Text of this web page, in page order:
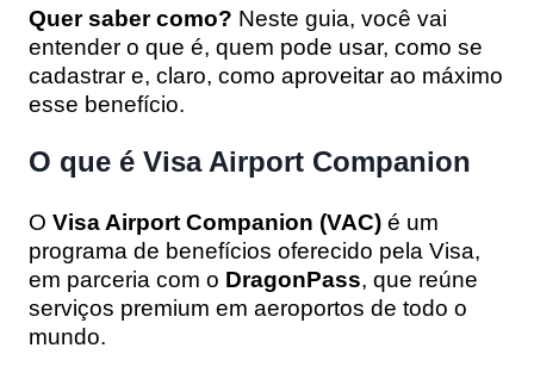
Quer saber como? Neste guia, você vai
entender o que é, quem pode usar, como se
cadastrar e, claro, como aproveitar ao máximo
esse benefício.
O que é Visa Airport Companion
O Visa Airport Companion (VAC) é um
programa de benefícios oferecido pela Visa,
em parceria com o DragonPass, que reúne
serviços premium em aeroportos de todo o
mundo.